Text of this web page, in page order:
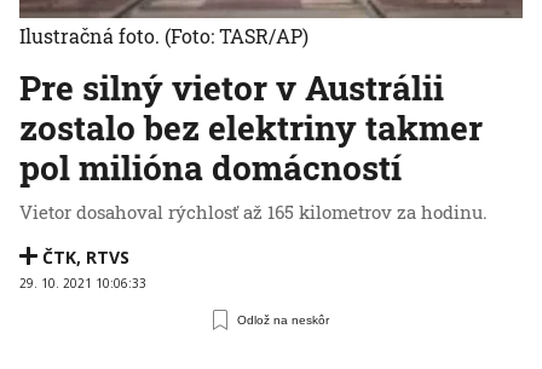
Pre silný vietor v Austrálii
zostalo bez elektriny takmer
pol milióna domácností
Vietor dosahoval rýchlosť až 165 kilometrov za hodinu.
ČTK, RTVS
29. 10. 2021 10:06:33
Odlož na neskôr
Ilustračná foto. (Foto: TASR/AP)